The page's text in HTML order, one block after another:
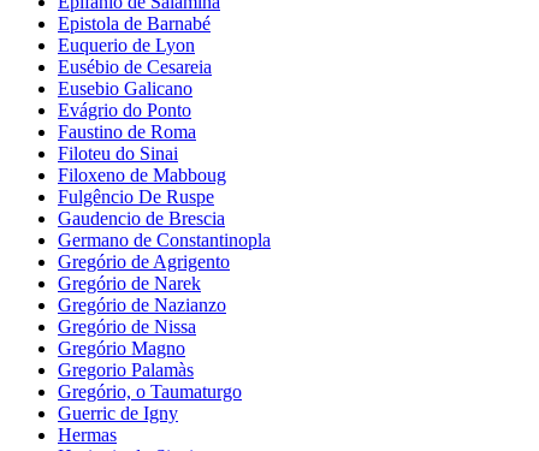
Epistola de Barnabé
Euquerio de Lyon
Eusébio de Cesareia
Eusebio Galicano
Evágrio do Ponto
Faustino de Roma
Filoteu do Sinai
Filoxeno de Mabboug
Fulgêncio De Ruspe
Gaudencio de Brescia
Germano de Constantinopla
Gregório de Agrigento
Gregório de Narek
Gregório de Nazianzo
Gregório de Nissa
Gregório Magno
Gregorio Palamàs
Gregório, o Taumaturgo
Guerric de Igny
Hermas